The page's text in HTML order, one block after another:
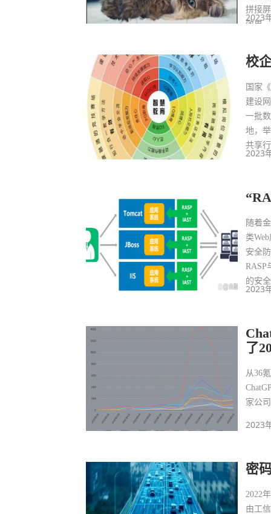
拼接
效果。
2023
校
国家
建设
一批
地，
共享
2023
随着
类
安全
RASP
的安
2023
了
从36
家公
2023
密
2022
由工